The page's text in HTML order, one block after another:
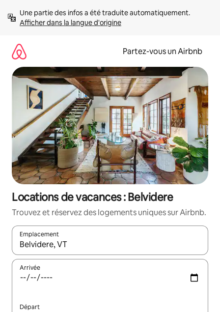
directement
Afficher dans la langue d'origine
Partez-vous un Airbnb
Locations de vacances : Belvidere
Trouvez et réservez des logements uniques sur Airbnb.
Emplacement
Quand les résultats sont affichés, parcourez-les en utilisant
Arrivée
Départ